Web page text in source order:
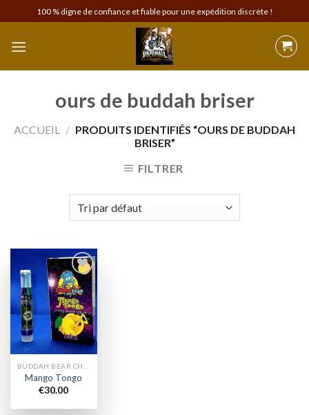
to
content
100 % digne de confiance et fiable pour une expédition discrète !
ours de buddah briser
ACCUEIL / PRODUITS IDENTIFIÉS “OURS DE BUDDAH
BRISER”
FILTRER
Add to
wishlist
Mango Tongo
€30.00